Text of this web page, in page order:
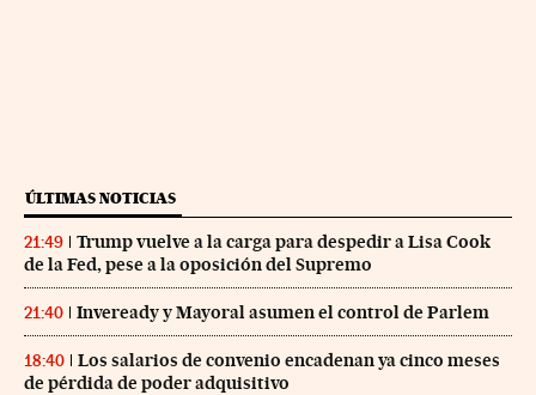
ÚLTIMAS NOTICIAS
21:49
Trump vuelve a la carga para despedir a Lisa Cook
de la Fed, pese a la oposición del Supremo
21:40 Inveready y Mayoral asumen el control de Parlem
18:40
Los salarios de convenio encadenan ya cinco meses
de pérdida de poder adquisitivo